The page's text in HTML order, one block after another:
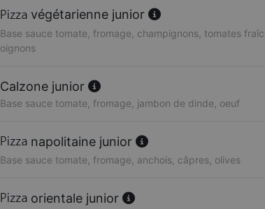
végétarienne junior
Base sauce tomate, fromage, champignons, tomates
oignons
Calzone junior
Base sauce tomate, fromage, jambon de dinde, oeuf
napolitaine junior
Base sauce tomate, fromage, anchois, câpres, olives
orientale junior